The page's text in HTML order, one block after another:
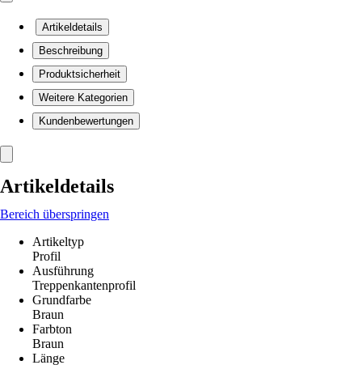
Artikeldetails
Beschreibung
Produktsicherheit
Weitere Kategorien
Kundenbewertungen
Artikeldetails
Bereich überspringen
Artikeltyp
Profil
Ausführung
Treppenkantenprofil
Grundfarbe
Braun
Farbton
Braun
Länge